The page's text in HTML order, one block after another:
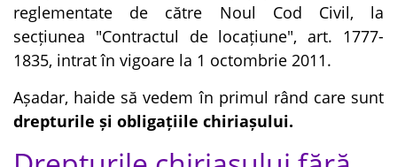
reglementate de către Noul Cod Civil, la
secțiunea "Contractul de locațiune", art. 1777-
1835, intrat în vigoare la 1 octombrie 2011.
Așadar, haide să vedem în primul rând care sunt
drepturile și obligațiile chiriașului.